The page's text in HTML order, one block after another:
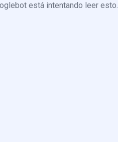
está intentando leer esto.